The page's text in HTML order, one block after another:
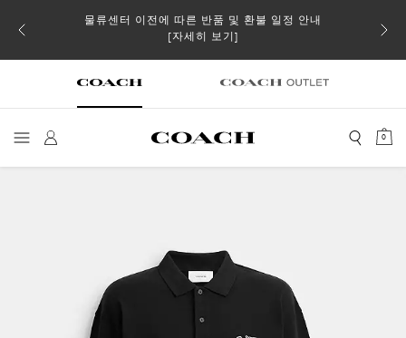
스트
물류센터 이전에 따른 반품 및 환불 일정 안내
[자세히 보기]
일부
0